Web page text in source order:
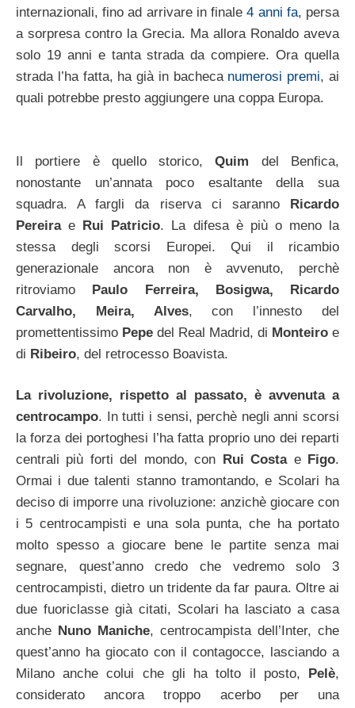
internazionali, fino ad arrivare in finale4 anni fa, persa
a sorpresa contro la Grecia. Ma allora Ronaldo aveva
solo 19 anni e tanta strada da compiere. Ora quella
strada l’ha fatta, ha già in bacheca numerosi premi, ai
quali potrebbe presto aggiungere una coppa Europa.
Il portiere è quello storico,Quim del Benfica,
nonostante un’annata poco esaltante della sua
squadra. A fargli da riserva ci saranno Ricardo
Pereirae Rui Patricio. La difesa è più o meno la
stessa degli scorsi Europei. Qui il ricambio
generazionale ancora non è avvenuto, perchè
ritroviamo Paulo Ferreira, Bosigwa, Ricardo
Carvalho, Meira, Alves, con l’innesto del
promettentissimo Pepe del Real Madrid, di Monteiro e
di Ribeiro, del retrocesso Boavista.
La rivoluzione, rispetto al passato, è avvenuta a
centrocampo. In tutti i sensi, perchè negli anni scorsi
la forza dei portoghesi l’ha fatta proprio uno dei reparti
centrali più forti del mondo, con
Rui Costae Figo.
Ormai i due talenti stanno tramontando, e Scolari ha
deciso di imporre una rivoluzione: anzichè giocare con
i 5 centrocampisti e una sola punta, che ha portato
molto spesso a giocare bene le partite senza mai
segnare, quest’anno credo che vedremo solo 3
centrocampisti, dietro un tridente da far paura. Oltre ai
due fuoriclasse già citati, Scolari ha lasciato a casa
anche Nuno Maniche, centrocampista dell’Inter, che
quest’anno ha giocato con il contagocce, lasciando a
Milano anche colui che gli ha tolto il posto,
Pelè,
considerato ancora troppo acerbo per una